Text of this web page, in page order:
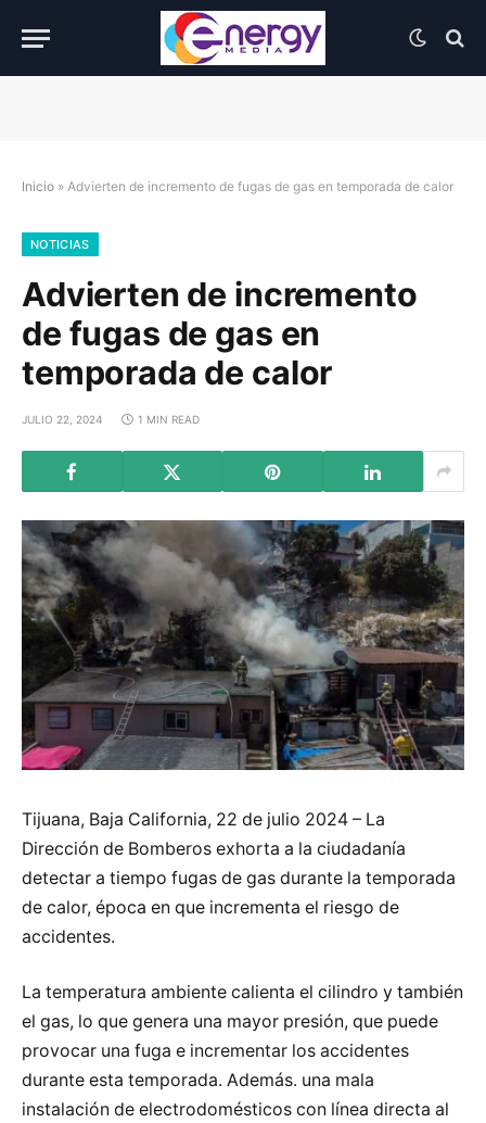
Inicio » Advierten de incremento de fugas de gas en temporada de calor
NOTICIAS
Advierten de incremento
de fugas de gas en
temporada de calor
JULIO 22, 2024 1 MIN READ
Tijuana, Baja California, 22 de julio 2024 – La
Dirección de Bomberos exhorta a la ciudadanía
detectar a tiempo fugas de gas durante la temporada
de calor, época en que incrementa el riesgo de
accidentes.
La temperatura ambiente calienta el cilindro y también
el gas, lo que genera una mayor presión, que puede
provocar una fuga e incrementar los accidentes
durante esta temporada. Además. una mala
instalación de electrodomésticos con línea directa al